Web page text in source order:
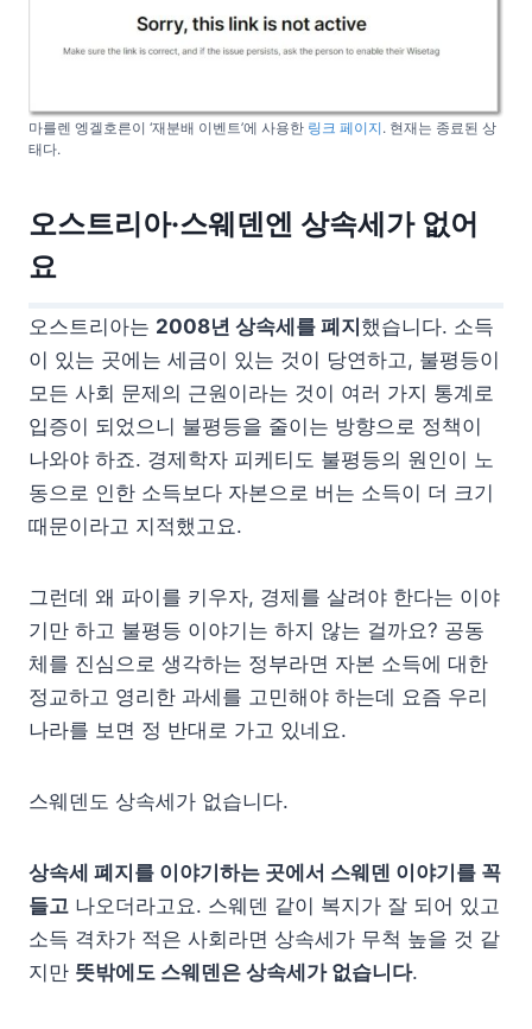
마를렌 엥겔호른이 ‘재분배 이벤트’에 사용한 링크 페이지. 현재는 종료된 상
태다.
오스트리아·스웨덴엔 상속세가 없어
요
오스트리아는 2008년 상속세를 폐지했습니다. 소득
이 있는 곳에는 세금이 있는 것이 당연하고, 불평등이
모든 사회 문제의 근원이라는 것이 여러 가지 통계로
입증이 되었으니 불평등을 줄이는 방향으로 정책이
나와야 하죠. 경제학자 피케티도 불평등의 원인이 노
동으로 인한 소득보다 자본으로 버는 소득이 더 크기
때문이라고 지적했고요.
그런데 왜 파이를 키우자, 경제를 살려야 한다는 이야
기만 하고 불평등 이야기는 하지 않는 걸까요? 공동
체를 진심으로 생각하는 정부라면 자본 소득에 대한
정교하고 영리한 과세를 고민해야 하는데 요즘 우리
나라를 보면 정 반대로 가고 있네요.
스웨덴도 상속세가 없습니다.
상속세 폐지를 이야기하는 곳에서 스웨덴 이야기를 꼭
들고 나오더라고요. 스웨덴 같이 복지가 잘 되어 있고
소득 격차가 적은 사회라면 상속세가 무척 높을 것 같
지만 뜻밖에도 스웨덴은 상속세가 없습니다.